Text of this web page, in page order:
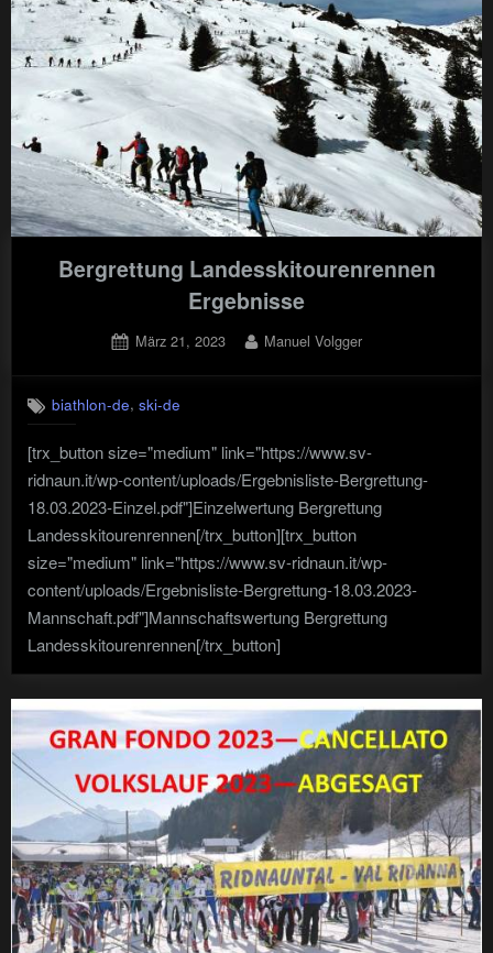
Bergrettung Landesskitourenrennen
Ergebnisse
Posted
März 21, 2023 By
Manuel Volgger
biathlon-de,ski-de
[trx_button size="medium" link="https://www.sv-
ridnaun.it/wp-content/uploads/Ergebnisliste-Bergrettung-
18.03.2023-Einzel.pdf"]Einzelwertung Bergrettung
Landesskitourenrennen[/trx_button][trx_button
size="medium" link="https://www.sv-ridnaun.it/wp-
content/uploads/Ergebnisliste-Bergrettung-18.03.2023-
Mannschaft.pdf"]Mannschaftswertung Bergrettung
Landesskitourenrennen[/trx_button]